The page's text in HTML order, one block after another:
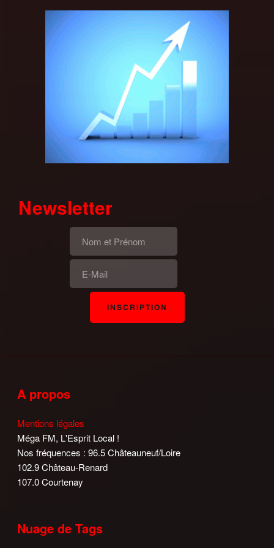
Newsletter
A propos
Mentions légales
Méga FM, L'Esprit Local !
Nos fréquences : 96.5 Châteauneuf/Loire
102.9 Château-Renard
107.0 Courtenay
Nuage de Tags